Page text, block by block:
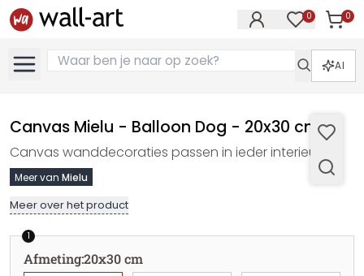
0 0
AI
Canvas Mielu - Balloon Dog - 20x30 cm
Canvas wanddecoraties passen in ieder interieur
Meer van Mielu
Meer over het product
1
Afmeting:20x30 cm